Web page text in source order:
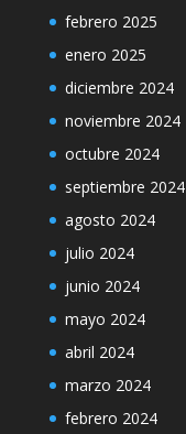
febrero 2025
enero 2025
diciembre 2024
noviembre 2024
octubre 2024
septiembre 2024
agosto 2024
julio 2024
junio 2024
mayo 2024
abril 2024
marzo 2024
febrero 2024